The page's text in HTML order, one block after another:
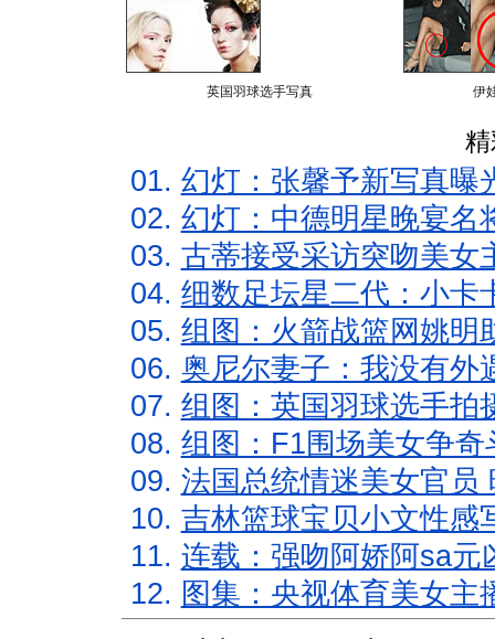
英国羽球选手写真 伊
01. 幻灯：张馨予新写真曝
02. 幻灯：中德明星晚宴名
03. 古蒂接受采访突吻美女
04. 细数足坛星二代：小卡
05. 组图：火箭战篮网姚明
06. 奥尼尔妻子：我没有外
07. 组图：英国羽球选手拍
08. 组图：F1围场美女争
09. 法国总统情迷美女官员
10. 吉林篮球宝贝小文性感
11. 连载：强吻阿娇阿sa元
12. 图集：央视体育美女主